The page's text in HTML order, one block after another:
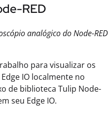
RED
analógico do Node-RED
para visualizar os
IO localmente no
de biblioteca Tulip Node-
seu Edge IO.